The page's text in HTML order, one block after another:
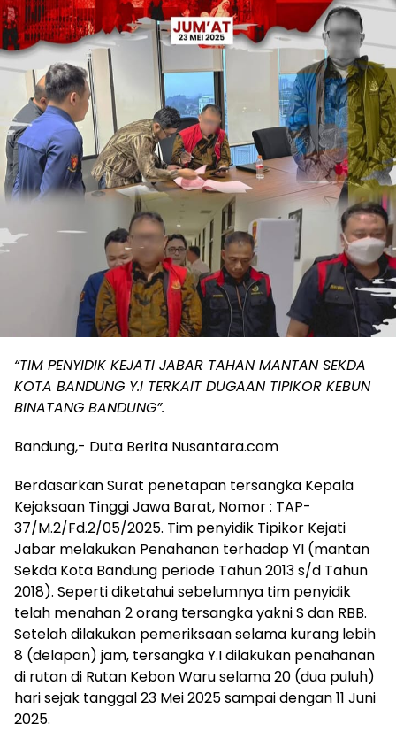
“TIM PENYIDIK KEJATI JABAR TAHAN MANTAN SEKDA
KOTA BANDUNG Y.I TERKAIT DUGAAN TIPIKOR KEBUN
BINATANG BANDUNG”.
Bandung,- Duta Berita Nusantara.com
Berdasarkan Surat penetapan tersangka Kepala
Kejaksaan Tinggi Jawa Barat, Nomor : TAP-
37/M.2/Fd.2/05/2025. Tim penyidik Tipikor Kejati
Jabar melakukan Penahanan terhadap YI (mantan
Sekda Kota Bandung periode Tahun 2013 s/d Tahun
2018). Seperti diketahui sebelumnya tim penyidik
telah menahan 2 orang tersangka yakni S dan RBB.
Setelah dilakukan pemeriksaan selama kurang lebih
8 (delapan) jam, tersangka Y.I dilakukan penahanan
di rutan di Rutan Kebon Waru selama 20 (dua puluh)
hari sejak tanggal 23 Mei 2025 sampai dengan 11 Juni
2025.